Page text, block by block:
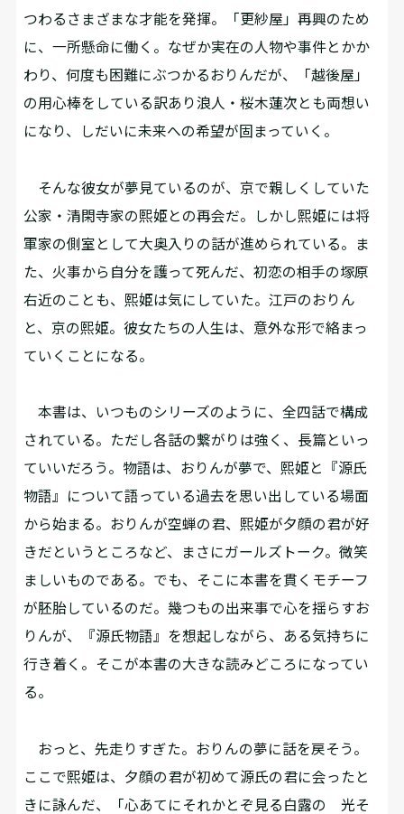
つわるさまざまな才能を発揮。「更紗屋」再興のため
に、一所懸命に働く。なぜか実在の人物や事件とかか
わり、何度も困難にぶつかるおりんだが、「越後屋」
の用心棒をしている訳あり浪人・桜木蓮次とも両想い
になり、しだいに未来への希望が固まっていく。
そんな彼女が夢見ているのが、京で親しくしていた
公家・清閑寺家の熙姫との再会だ。しかし熙姫には将
軍家の側室として大奥入りの話が進められている。ま
た、火事から自分を護って死んだ、初恋の相手の塚原
右近のことも、熙姫は気にしていた。江戸のおりん
と、京の熙姫。彼女たちの人生は、意外な形で絡まっ
ていくことになる。
本書は、いつものシリーズのように、全四話で構成
されている。ただし各話の繋がりは強く、長篇といっ
ていいだろう。物語は、おりんが夢で、熙姫と『源氏
物語』について語っている過去を思い出している場面
から始まる。おりんが空蝉の君、熙姫が夕顔の君が好
きだというところなど、まさにガールズトーク。微笑
ましいものである。でも、そこに本書を貫くモチーフ
が胚胎しているのだ。幾つもの出来事で心を揺らすお
りんが、『源氏物語』を想起しながら、ある気持ちに
行き着く。そこが本書の大きな読みどころになってい
る。
おっと、先走りすぎた。おりんの夢に話を戻そう。
ここで熙姫は、夕顔の君が初めて源氏の君に会ったと
きに詠んだ、「心あてにそれかとぞ見る白露の 光そ